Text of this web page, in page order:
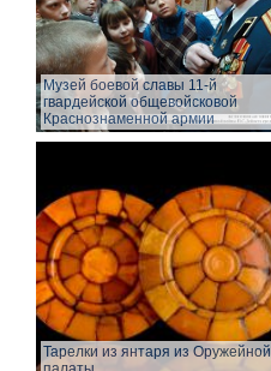
Музей боевой славы 11-й
гвардейской общевойсковой
Краснознаменной армии
Тарелки из янтаря из Оружейной